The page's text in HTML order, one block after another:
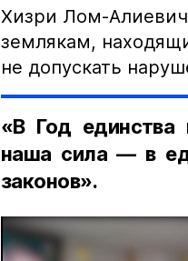
Хизри Лом-
землякам,
не допускать
«В Год единства
наша сила — в
законов».